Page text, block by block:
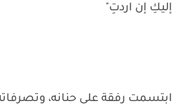
إليكِ إن اردتِ"
ابتسمت رفقة على حنانه،